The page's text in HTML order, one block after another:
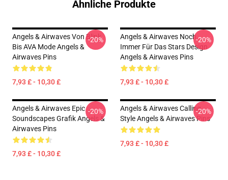
Ähnliche Produkte
Angels & Airwaves Von Blink
Bis AVA Mode Angels &
Airwaves Pins
7,93 £ - 10,30 £
-20%
Angels & Airwaves Noch
Immer Für Das Stars Design
Angels & Airwaves Pins
7,93 £ - 10,30 £
-20%
Angels & Airwaves Epic
Soundscapes Grafik Angels &
Airwaves Pins
7,93 £ - 10,30 £
-20%
Angels & Airwaves Calling
Style Angels & Airwaves Pins
7,93 £ - 10,30 £
-20%